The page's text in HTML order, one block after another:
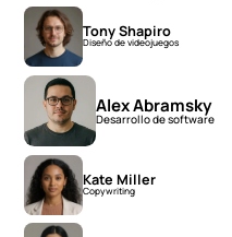
Tony Shapiro
Diseño de videojuegos
Alex Abramsky
Desarrollo de software
Kate Miller
Copywriting